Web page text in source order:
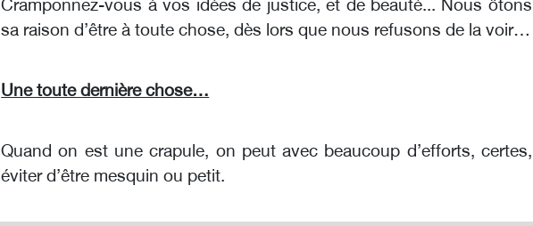
Cramponnez-vous à vos idées de justice, et de beauté... Nous ôtons
sa raison d’être à toute chose, dès lors que nous refusons de la voir…
Une toute dernière chose…
Quand on est une crapule, on peut avec beaucoup d’efforts, certes,
éviter d’être mesquin ou petit.